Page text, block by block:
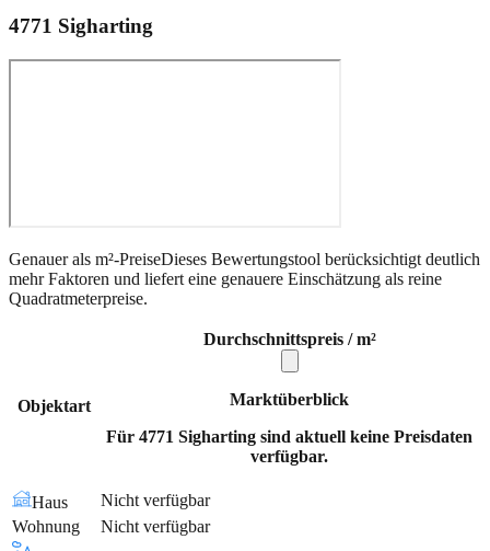
4771 Sigharting
Genauer als m²-PreiseDieses Bewertungstool berücksichtigt deutlich
mehr Faktoren und liefert eine genauere Einschätzung als reine
Quadratmeterpreise.
Objektart
Durchschnittspreis / m²
Marktüberblick
Für 4771 Sigharting sind aktuell keine Preisdaten
verfügbar.
Haus
Nicht verfügbar
Wohnung
Nicht verfügbar